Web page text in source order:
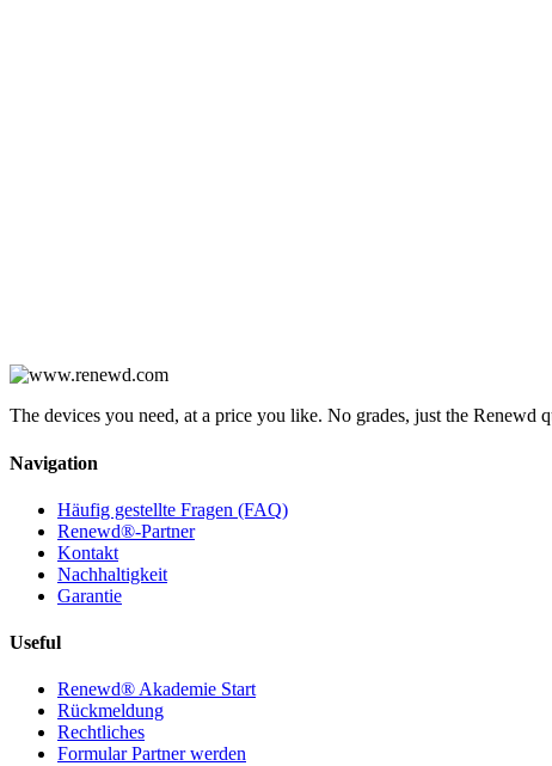
The devices you need, at a price you like. No grades, just the Renewd
Navigation
Häufig gestellte Fragen (FAQ)
Renewd®-Partner
Kontakt
Nachhaltigkeit
Garantie
Useful
Renewd® Akademie Start
Rückmeldung
Rechtliches
Formular Partner werden